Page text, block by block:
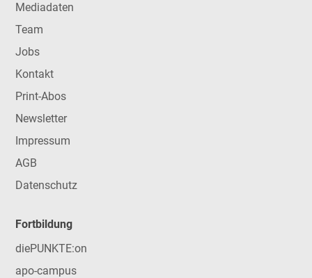
Mediadaten
Team
Jobs
Kontakt
Print-Abos
Newsletter
Impressum
AGB
Datenschutz
Fortbildung
diePUNKTE:on
apo-campus